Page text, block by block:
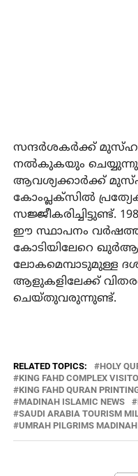
സന്ദര്‍ശകര്‍ക്ക്
നല്‍കുകയും
ആവശ്യക്കാര്‍ക്ക്
കോംപ്ലക്‌സില്‍
സജ്ജീകരിച്ചിട്ടുണ്ട്.
ഈ സ്ഥാപനം
കോടിയിലേറെ
ലോകമെമ്പാടുമുള്ള
ആളുകളിലേക്ക്
ചെയ്തുവരുന്നുണ്ട്.
RELATED TOPICS:
HOLY
KING FAHD COMPLEX
KING FAHD QURAN
MADINAH ISLAMIC NEWS
SAUDI ARABIA TOURISM
UMRAH PILGRIMS MADINAH